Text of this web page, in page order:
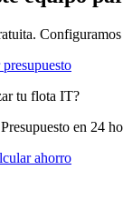
tu flota IT?
en 24
ahorro